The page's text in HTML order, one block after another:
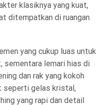
klasiknya yang kuat,
ditempatkan di ruangan
yang cukup luas untuk
sementara lemari hias di
dan rak yang kokoh
seperti gelas kristal,
yang rapi dan detail